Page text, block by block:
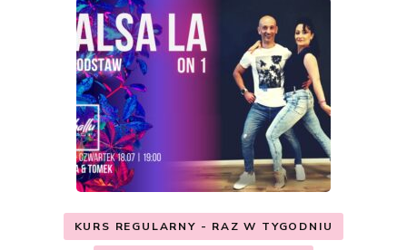
KURS REGULARNY - RAZ W TYGODNIU